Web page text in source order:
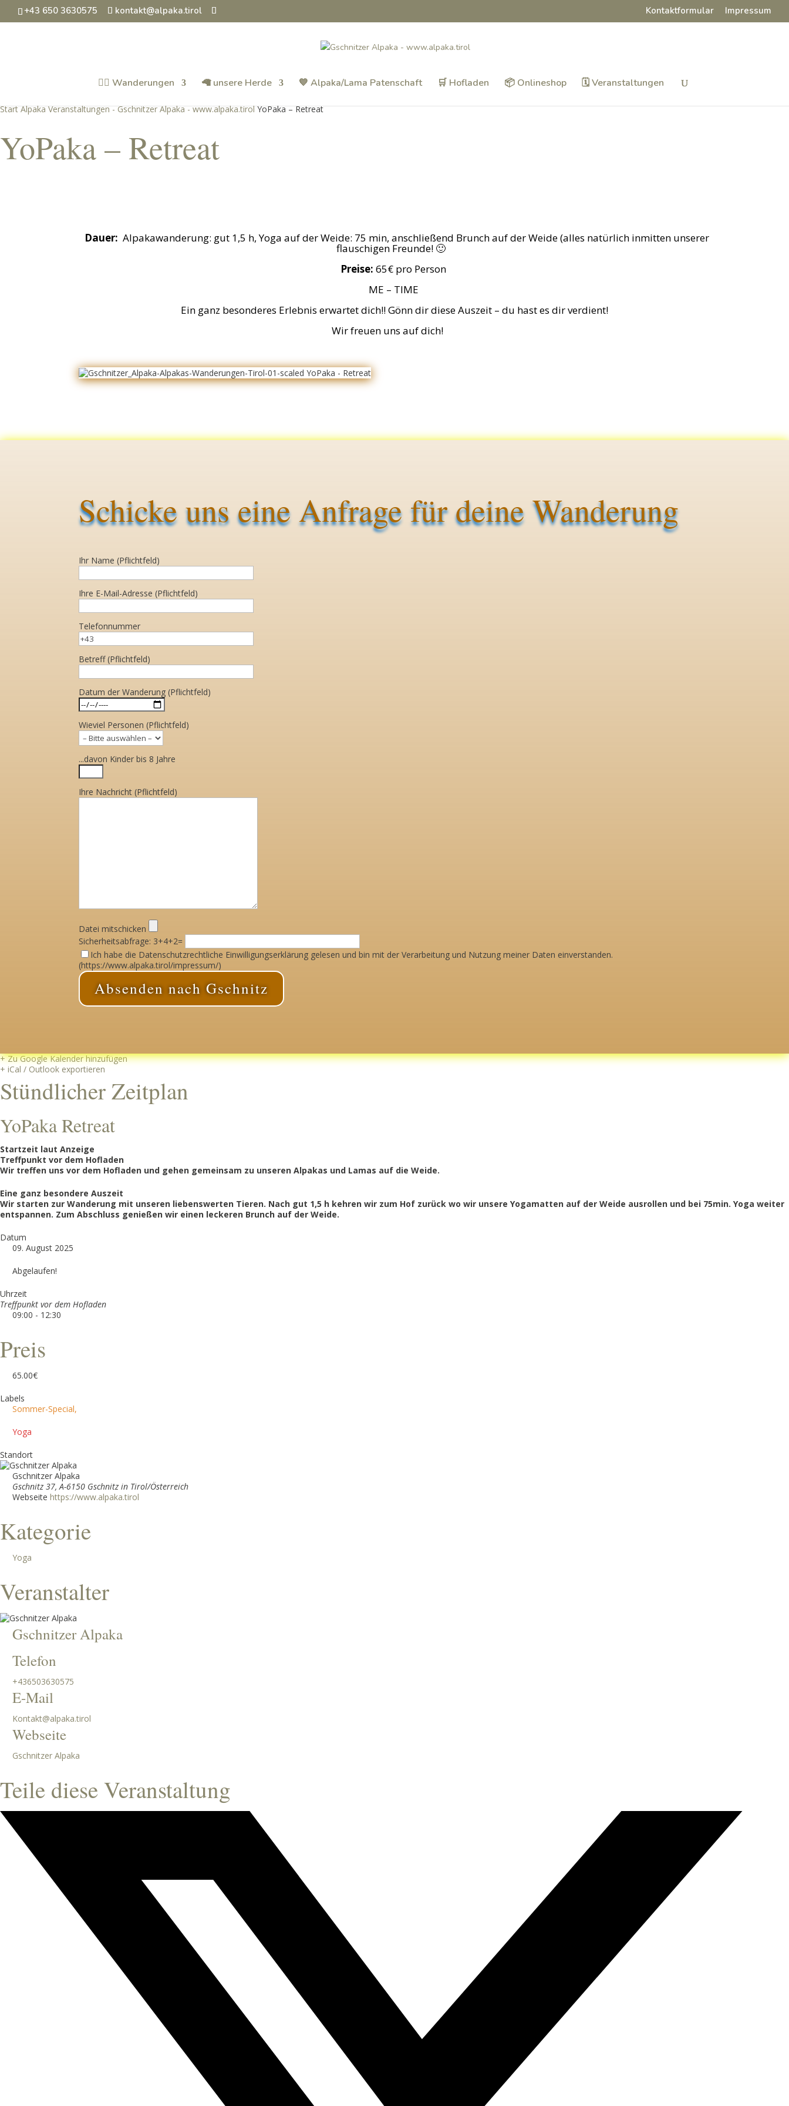
+43 650 3630575 kontakt@alpaka.tirol Kontaktformular Impressum
🚶‍♂️ Wanderungen 🦙 unsere Herde 💙 Alpaka/Lama Patenschaft 🛒 Hofladen 📦 Onlineshop 🗓️ Veranstaltungen
StartAlpaka Veranstaltungen - Gschnitzer Alpaka - www.alpaka.tirol YoPaka – Retreat
YoPaka – Retreat
Dauer: Alpakawanderung: gut 1,5 h, Yoga auf der Weide: 75 min, anschließend Brunch auf der Weide (alles natürlich inmitten unserer
flauschigen Freunde! 🙂
Preise: 65€ pro Person
ME – TIME
Ein ganz besonderes Erlebnis erwartet dich!! Gönn dir diese Auszeit – du hast es dir verdient!
Wir freuen uns auf dich!
Schicke uns eine Anfrage für deine Wanderung
Ihr Name (Pflichtfeld)
Ihre E-Mail-Adresse (Pflichtfeld)
Telefonnummer
Betreff (Pflichtfeld)
Datum der Wanderung (Pflichtfeld)
Wieviel Personen (Pflichtfeld)
...davon Kinder bis 8 Jahre
Ihre Nachricht (Pflichtfeld)
Datei mitschicken
Sicherheitsabfrage: 3+4+2=
Ich habe die Datenschutzrechtliche Einwilligungserklärung gelesen und bin mit der Verarbeitung und Nutzung meiner Daten einverstanden.
(https://www.alpaka.tirol/impressum/)
Absenden nach Gschnitz
+ Zu Google Kalender hinzufügen
+ iCal / Outlook exportieren
Stündlicher Zeitplan
YoPaka Retreat
Startzeit laut Anzeige
Treffpunkt vor dem Hofladen
Wir treffen uns vor dem Hofladen und gehen gemeinsam zu unseren Alpakas und Lamas auf die Weide.
Eine ganz besondere Auszeit
Wir starten zur Wanderung mit unseren liebenswerten Tieren. Nach gut 1,5 h kehren wir zum Hof zurück wo wir unsere Yogamatten auf der Weide ausrollen und bei 75min. Yoga weiter
entspannen. Zum Abschluss genießen wir einen leckeren Brunch auf der Weide.
Datum
09. August 2025
Abgelaufen!
Uhrzeit
Treffpunkt vor dem Hofladen
09:00 - 12:30
Preis
65.00€
Labels
Sommer-Special,
Yoga
Standort
Gschnitzer Alpaka
Gschnitz 37, A-6150 Gschnitz in Tirol/Österreich
Webseite https://www.alpaka.tirol
Kategorie
Yoga
Veranstalter
Gschnitzer Alpaka
Telefon
+436503630575
E-Mail
Kontakt@alpaka.tirol
Webseite
Gschnitzer Alpaka
Teile diese Veranstaltung